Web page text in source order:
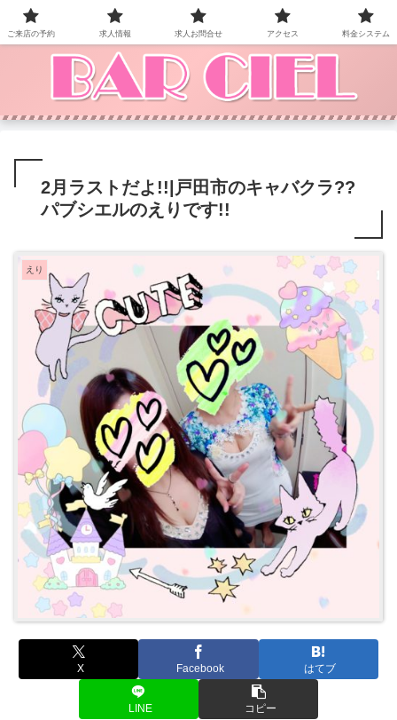
BAR CIEL！ご来店お待ちしています。
2月ラストだよ!!|戸田市のキャバクラ??
パブシエルのえりです!!
えり
X Facebook はてブ
LINE コピー
ご来店の予約 求人情報 求人お問合せ アクセス 料金システム